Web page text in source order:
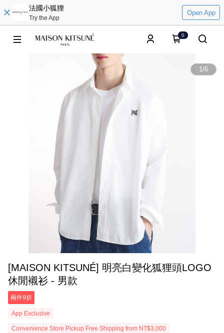
法國小狐狸
Try the App
Open App
0
1/6
[MAISON KITSUNÉ] 明亮白變化狐狸頭LOGO
休閒襯衫 - 男款
兩件9折
App Exclusive
Convenience Store Pickup Free Shipping from NT$3,000